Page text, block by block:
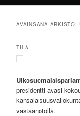
AVAINSANA-ARKISTO:
TILA
presidentti avasi
vastaanotolla.